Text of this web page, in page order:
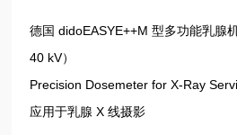
德国 didoEASYE++M 型多功能乳腺
40 kV）
Precision Dosemeter for X-Ray
应用于乳腺 X 线摄影